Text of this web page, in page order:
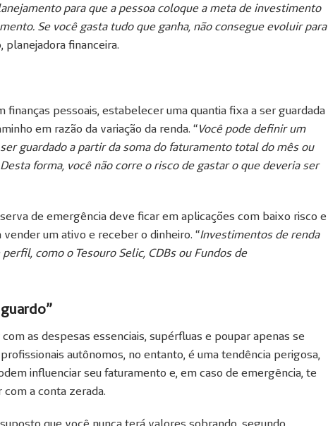
para que a pessoa coloque a meta de investimento
Se você gasta tudo que ganha, não consegue evoluir para
planejadora financeira.
finanças pessoais, estabelecer uma quantia fixa a ser guardada
em razão da variação da renda. “Você pode definir um
guardado a partir da soma do faturamento total do mês ou
forma, você não corre o risco de gastar o que deveria ser
de emergência deve ficar em aplicações com baixo risco e
um ativo e receber o dinheiro. “Investimentos de renda
como o Tesouro Selic, CDBs ou Fundos de
as despesas essenciais, supérfluas e poupar apenas se
autônomos, no entanto, é uma tendência perigosa,
influenciar seu faturamento e, em caso de emergência, te
a conta zerada.